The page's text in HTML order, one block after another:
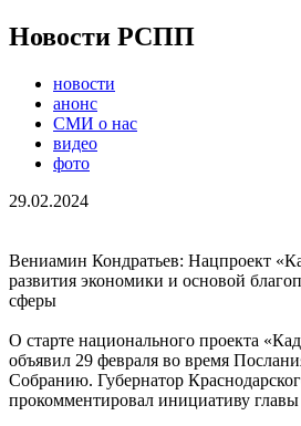
Новости РСПП
новости
анонс
СМИ о нас
видео
фото
29.02.2024
Вениамин Кондратьев: Нацпроект
развития экономики и основой
сферы
О старте национального проекта
объявил 29 февраля во время
Собранию. Губернатор
прокомментировал инициативу главы